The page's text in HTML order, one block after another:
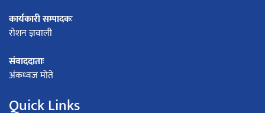
कार्यकारी सम्पादकः
रोशन ज्ञवाली
संवाददाताः
अंकध्वज मोते
Quick Links